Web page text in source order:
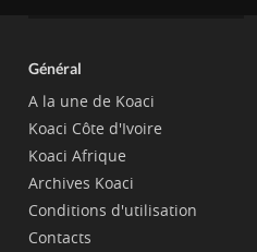
Général
A la une de Koaci
Koaci Côte d'Ivoire
Koaci Afrique
Archives Koaci
Conditions d'utilisation
Contacts